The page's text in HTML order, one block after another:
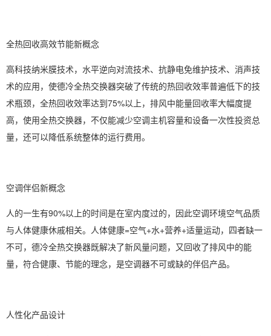
全热回收高效节能新概念
高科技纳米膜技术，水平逆向对流技术、抗静电免维护技术、消声技
术的应用，使德冷全热交换器突破了传统的热回收效率普遍低下的技
术瓶颈，全热回收效率达到75%以上，排风中能量回收率大幅度提
高，使用全热交换器，不仅能减少空调主机容量和设备一次性投资总
量，还可以降低系统整体的运行费用。
空调伴侣新概念
人的一生有90%以上的时间是在室内度过的，因此空调环境空气品质
与人体健康休戚相关。人体健康=空气+水+营养+适量运动，四者缺一
不可，德冷全热交换器既解决了新风量问题，又回收了排风中的能
量，符合健康、节能的理念，是空调器不可或缺的伴侣产品。
人性化产品设计